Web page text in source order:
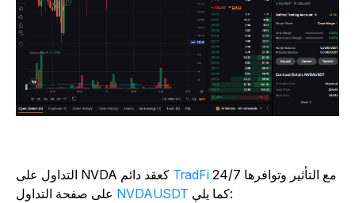
التداول على NVDA كعقد دائمTradFiمع التأثير وتوافرها 24/7
على صفحة التداولNVDAUSDT